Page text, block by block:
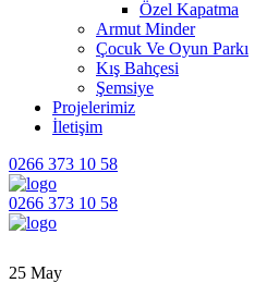
Özel Kapatma
Armut Minder
Çocuk Ve Oyun Parkı
Kış Bahçesi
Şemsiye
Projelerimiz
İletişim
0266 373 10 58
0266 373 10 58
25 May